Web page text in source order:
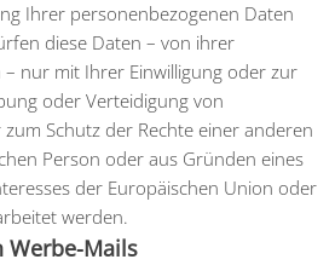
Ihrer personenbezogenen Daten
diese Daten – von ihrer
– nur mit Ihrer Einwilligung oder zur
oder Verteidigung von
Schutz der Rechte einer anderen
Person oder aus Gründen eines
der Europäischen Union oder
werden.
Werbe-Mails